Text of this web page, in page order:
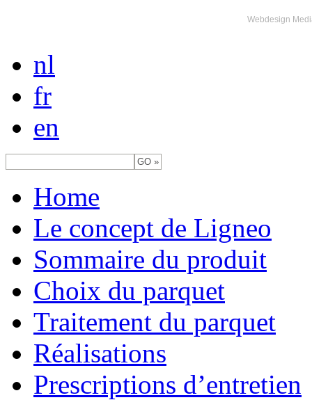
nl
fr
en
Home
Le concept de Ligneo
Sommaire du produit
Choix du parquet
Traitement du parquet
Réalisations
Prescriptions d’entretien
Webdesign